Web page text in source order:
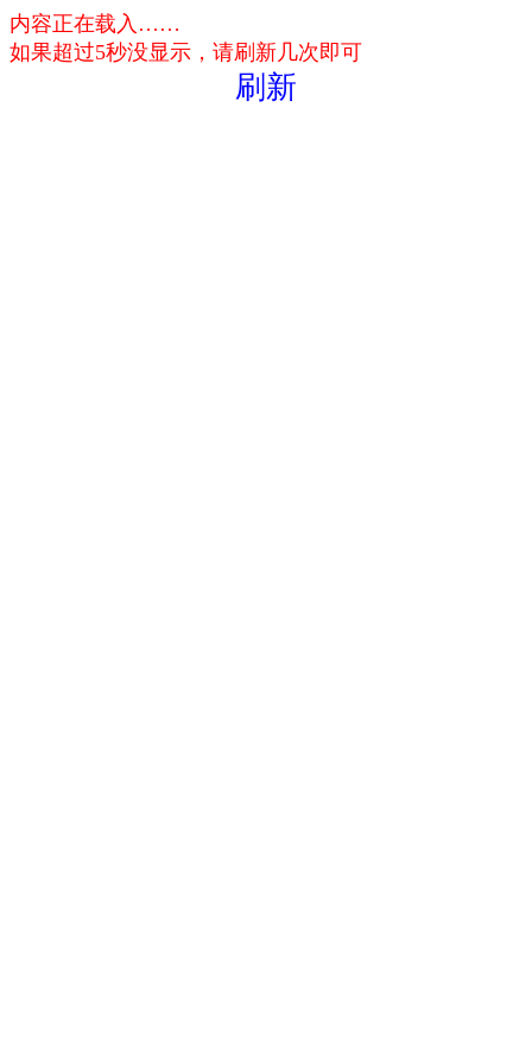
内容正在载入……
如果超过5秒没显示，请刷新几次即可
刷新